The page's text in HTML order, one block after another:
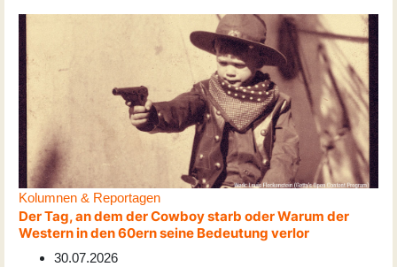
Kolumnen & Reportagen
Der Tag, an dem der Cowboy starb oder Warum der
Western in den 60ern seine Bedeutung verlor
30.07.2026